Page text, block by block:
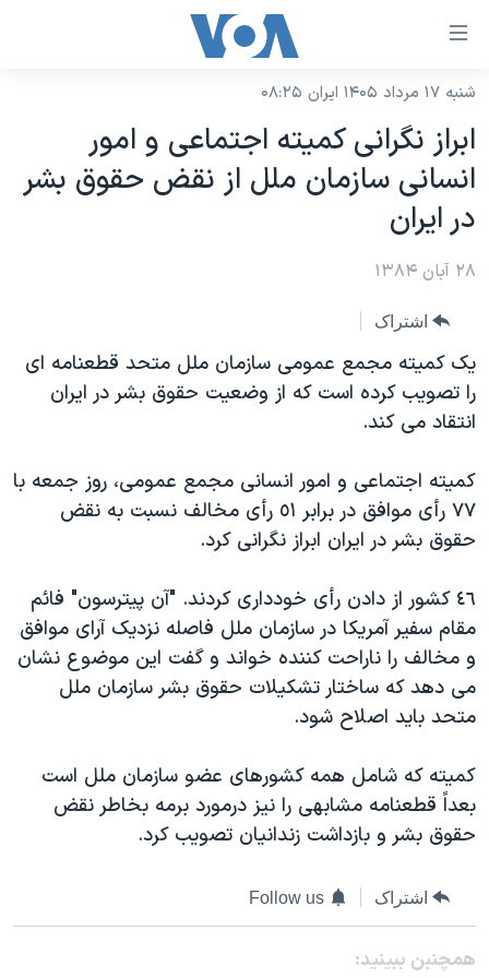
لینکهای
دسترسی
جهش
به
محتوای
اصلی
به
صفحه
جهش
به
جستجو
نسخه سبک وب‌سایت
موضوع ها
ایران
آمریکا
جهان
ورزشی
گزیده‌ها
ویژه برنامه‌ها
ویدیوها
فرهنگ و زندگی
حقوق شهروندی
اقتصادی
علم و فناوری
اسرائیل در جنگ
گالری عکس
برنامه های تلویزیونی
جدول برنامه ها
صفحه‌های ویژه
جام جهانی ۲۰۲۶
عملیات خشم حماسی
۲۵۰سالگی آمریکا
بایگانی برنامه‌های تلویزیونی
مستندها
انتخابات ریاست جمهوری آمریکا ۲۰۲۴
حمله جمهوری اسلامی به اسرائیل
رمز مهسا
ورزش زنان در ایران
اعتراضات زن، زندگی، آزادی
تریبونال مردمی آبان ۹۸
دادگاه حمید نوری
قانون شفافیت دارائی کادر رهبری ایران
فرکانس‌های صدای آمریکا
پخش رادیویی
دنبال کنید
زبانهای مختلف
شنبه ۱۷ مرداد ۱۴۰۵ ایران ۰۸:۲۵
ابراز نگرانی کميته اجتماعی و امور
انسانی سازمان ملل از نقض حقوق بشر
در ايران
۲۸ آبان ۱۳۸۴
اشتراک
يک کميته مجمع عمومی سازمان ملل متحد قطعنامه ای
را تصويب کرده است که از وضعيت حقوق بشر در ايران
انتقاد می کند.
کميته اجتماعی و امور انسانی مجمع عمومی، روز جمعه با
٧٧ رأی موافق در برابر ٥١ رأی مخالف نسبت به نقض
حقوق بشر در ايران ابراز نگرانی کرد.
٤٦ کشور از دادن رأی خودداری کردند. "آن پيترسون" فائم
مقام سفير آمريکا در سازمان ملل فاصله نزديک آرای موافق
و مخالف را ناراحت کننده خواند و گفت اين موضوع نشان
می دهد که ساختار تشکيلات حقوق بشر سازمان ملل
متحد بايد اصلاح شود.
کميته که شامل همه کشورهای عضو سازمان ملل است
بعداً قطعنامه مشابهی را نيز درمورد برمه بخاطر نقض
حقوق بشر و بازداشت زندانيان تصويب کرد.
اشتراک Follow us
همچنبن ببینید: